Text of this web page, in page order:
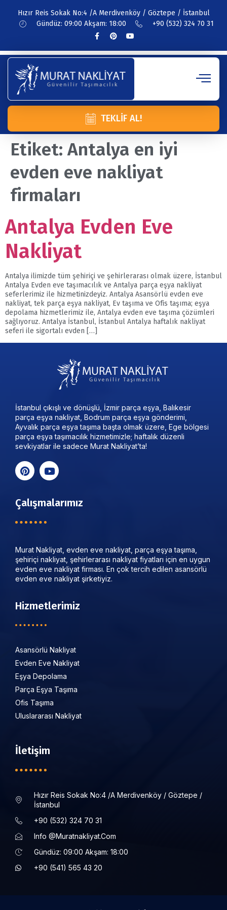
Hızır Reis Sokak No:4 /A Merdivenköy / Göztepe / İstanbul
Gündüz: 09:00 Akşam: 18:00
+90 (532) 324 70 31
TEKLIF AL!
Etiket:Antalya en iyi
evden eve nakliyat
firmaları
Antalya Evden Eve
Nakliyat
Antalya ilimizde tüm şehiriçi ve şehirlerarası olmak üzere, İstanbul
Antalya Evden eve taşımacılık ve Antalya parça eşya nakliyat
seferlerimiz ile hizmetinizdeyiz. Antalya Asansörlü evden eve
nakliyat, tek parça eşya nakliyat, Ev taşıma ve Ofis taşıma; eşya
depolama hizmetlerimiz ile, Antalya evden eve taşıma çözümleri
sağlıyoruz. Antalya İstanbul, İstanbul Antalya haftalık nakliyat
seferi ile sigortalı evden […]
İstanbul çıkışlı ve dönüşlü, İzmir parça eşya, Balıkesir
parça eşya nakliyat, Bodrum parça eşya gönderimi,
Ayvalık parça eşya taşıma başta olmak üzere, Ege bölgesi
parça eşya taşımacılık hizmetimizle; haftalık düzenli
sevkiyatlar ile sadece Murat Nakliyat’ta!
Çalışmalarımız
Murat Nakliyat, evden eve nakliyat, parça eşya taşıma,
şehiriçi nakliyat, şehirlerarası nakliyat fiyatları için en uygun
evden eve nakliyat firması. En çok tercih edilen asansörlü
evden eve nakliyat şirketiyiz.
Hizmetlerimiz
Asansörlü Nakliyat
Evden Eve Nakliyat
Eşya Depolama
Parça Eşya Taşıma
Ofis Taşıma
Uluslararası Nakliyat
İletişim
Hızır Reis Sokak No:4 /a Merdivenköy / Göztepe /
İstanbul
+90 (532) 324 70 31
Info @muratnakliyat.com
Gündüz: 09:00 Akşam: 18:00
+90 (541) 565 43 20